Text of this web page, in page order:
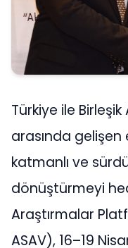
Türkiye ile Birleşik
arasında gelişen
katmanlı ve
dönüştürmeyi
Araştırmalar
ASAV), 16–19